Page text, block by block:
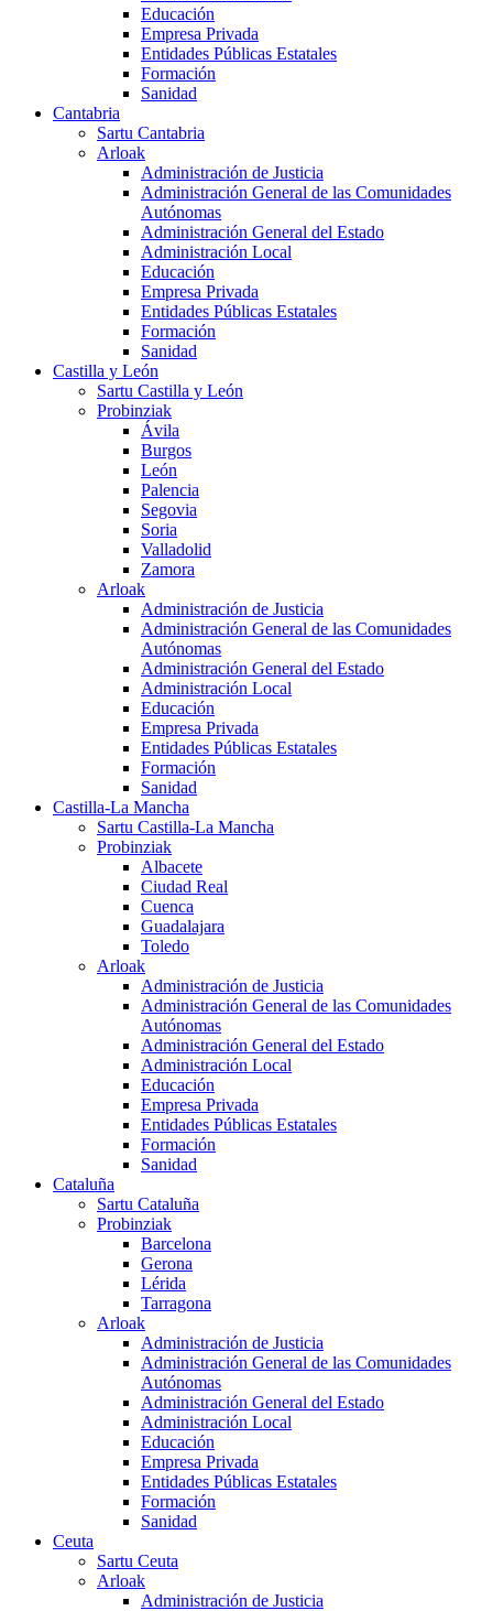
Educación
Empresa Privada
Entidades Públicas Estatales
Formación
Sanidad
Cantabria
Sartu Cantabria
Arloak
Administración de Justicia
Administración General de las Comunidades
Autónomas
Administración General del Estado
Administración Local
Educación
Empresa Privada
Entidades Públicas Estatales
Formación
Sanidad
Castilla y León
Sartu Castilla y León
Probinziak
Ávila
Burgos
León
Palencia
Segovia
Soria
Valladolid
Zamora
Arloak
Administración de Justicia
Administración General de las Comunidades
Autónomas
Administración General del Estado
Administración Local
Educación
Empresa Privada
Entidades Públicas Estatales
Formación
Sanidad
Castilla-La Mancha
Sartu Castilla-La Mancha
Probinziak
Albacete
Ciudad Real
Cuenca
Guadalajara
Toledo
Arloak
Administración de Justicia
Administración General de las Comunidades
Autónomas
Administración General del Estado
Administración Local
Educación
Empresa Privada
Entidades Públicas Estatales
Formación
Sanidad
Cataluña
Sartu Cataluña
Probinziak
Barcelona
Gerona
Lérida
Tarragona
Arloak
Administración de Justicia
Administración General de las Comunidades
Autónomas
Administración General del Estado
Administración Local
Educación
Empresa Privada
Entidades Públicas Estatales
Formación
Sanidad
Ceuta
Sartu Ceuta
Arloak
Administración de Justicia